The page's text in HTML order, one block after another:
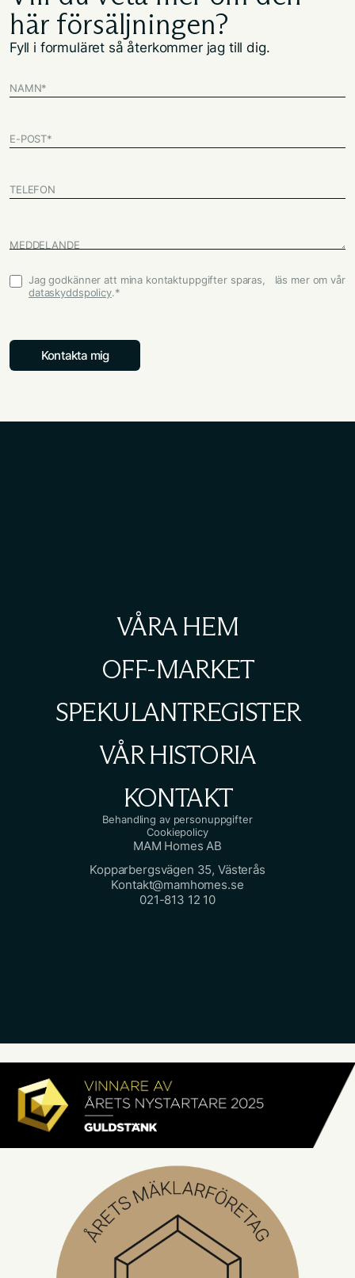
här försäljningen?
Fyll i formuläret så återkommer jag till dig.
NAMN*
E-POST*
TELEFON
MEDDELANDE
Godkännande*
Jag godkänner att mina kontaktuppgifter sparas, läs mer om vår
dataskyddspolicy.*
Kontakta mig
VÅRA HEM
OFF-MARKET
SPEKULANTREGISTER
VÅR HISTORIA
KONTAKT
Behandling av personuppgifter
Cookiepolicy
MAM Homes AB
Kopparbergsvägen 35, Västerås
Kontakt@mamhomes.se
021-813 12 10